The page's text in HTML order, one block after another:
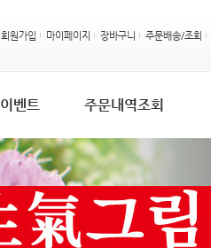
회원가입 마이페이지 장바구니 주문배송/조회
이벤트 주문내역조회